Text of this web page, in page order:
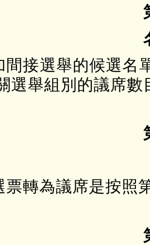
間接選舉的候選名
選舉組別的議席數
票轉為議席是按照